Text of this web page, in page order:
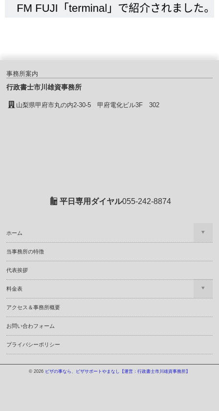
事務所案内
行政書士市川雄資事務所
山梨県甲府市丸の内2-30-5 甲府電化ビル3F 302
平日専用ダイヤル055-242-8874
ホーム
当事務所の特徴
代表挨拶
料金表
アクセス＆事務所概要
お問い合わフォーム
プライバシーポリシー
© 2026 ビザの事なら、ビザサポートやまなし【運営：行政書士市川雄資事務所】